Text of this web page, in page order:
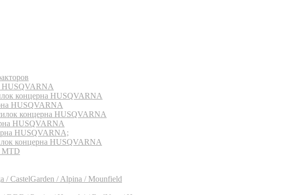
HUSQVARNA
концерна HUSQVARNA
HUSQVARNA
концерна HUSQVARNA
HUSQVARNA
HUSQVARNA;
концерна HUSQVARNA
MTD
/ CastelGarden / Alpina / Mounfield